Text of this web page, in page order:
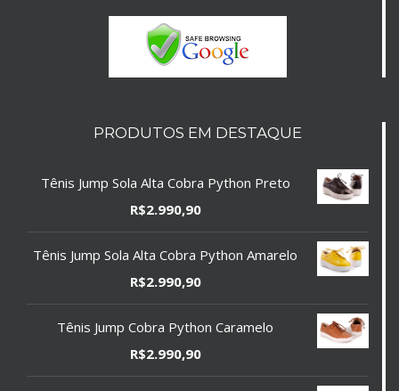
PRODUTOS EM DESTAQUE
Tênis Jump Sola Alta Cobra Python Preto
R$2.990,90
Tênis Jump Sola Alta Cobra Python Amarelo
R$2.990,90
Tênis Jump Cobra Python Caramelo
R$2.990,90